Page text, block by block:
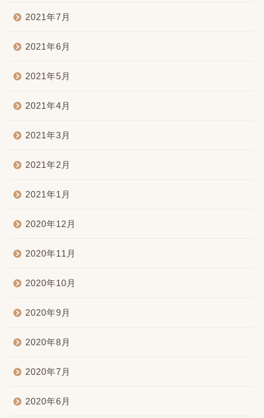
2021年7月
2021年6月
2021年5月
2021年4月
2021年3月
2021年2月
2021年1月
2020年12月
2020年11月
2020年10月
2020年9月
2020年8月
2020年7月
2020年6月